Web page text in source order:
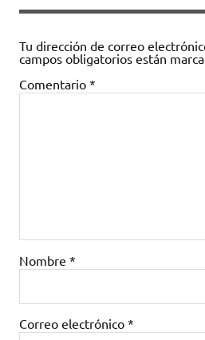
Tu dirección de correo
campos obligatorios están
Comentario *
Nombre *
Correo electrónico *